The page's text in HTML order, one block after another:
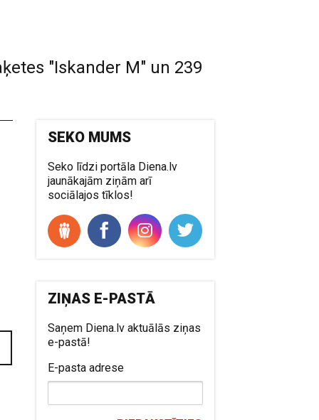
"Iskander M" un 239
SEKO MUMS
Seko līdzi portāla Diena.lv
jaunākajām ziņām arī
sociālajos tīklos!
ZIŅAS E-PASTĀ
Saņem Diena.lv aktuālās ziņas
e-pastā!
E-pasta adrese